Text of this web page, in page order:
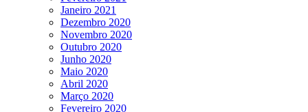
Janeiro 2021
Dezembro 2020
Novembro 2020
Outubro 2020
Junho 2020
Maio 2020
Abril 2020
Março 2020
Fevereiro 2020